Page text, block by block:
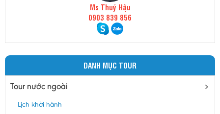
Ms Thuý Hậu
0903 839 856
DANH MỤC TOUR
Tour nước ngoài
Lịch khởi hành